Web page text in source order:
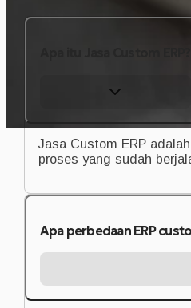
Jasa Custom ERP
proses yang sudah
Apa perbedaan ERP